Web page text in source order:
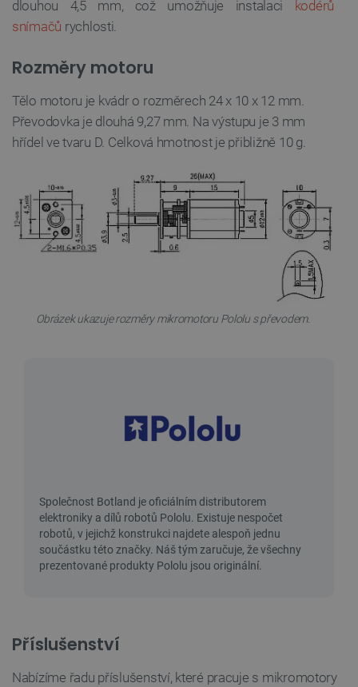
dlouhou 4,5 mm, což umožňuje instalaci
kodérů
snímačů rychlosti.
Rozměry motoru
Tělo motoru je kvádr o rozměrech 24 x 10 x 12 mm.
Převodovka je dlouhá 9,27 mm. Na výstupu je 3 mm
hřídel ve tvaru D. Celková hmotnost je přibližně 10 g.
Obrázek ukazuje rozměry mikromotoru Pololu s převodem.
Příslušenství
Nabízíme řadu příslušenství, které pracuje s mikromotory